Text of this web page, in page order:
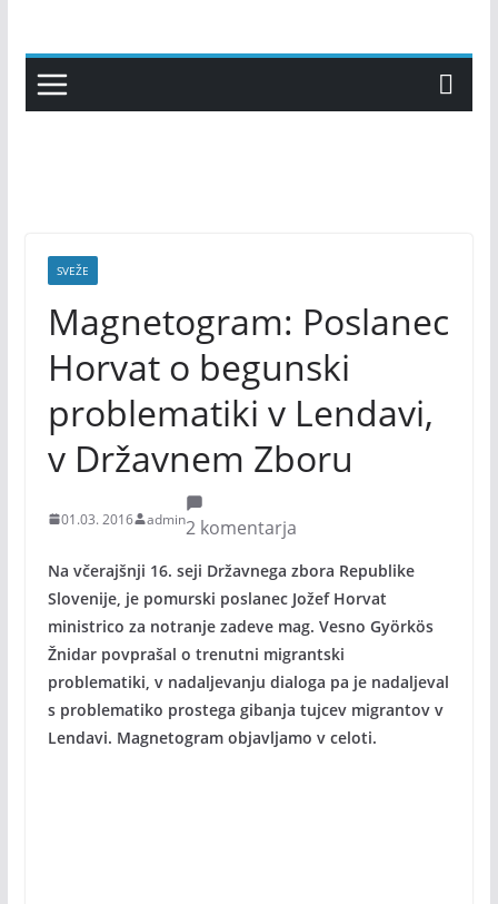
content
SVEŽE
Magnetogram: Poslanec
Horvat o begunski
problematiki v Lendavi,
v Državnem Zboru
01.03. 2016 admin2 komentarja
Na včerajšnji 16. seji Državnega zbora Republike
Slovenije, je pomurski poslanec Jožef Horvat
ministrico za notranje zadeve mag. Vesno Györkös
Žnidar povprašal o trenutni migrantski
problematiki, v nadaljevanju dialoga pa je nadaljeval
s problematiko prostega gibanja tujcev migrantov v
Lendavi. Magnetogram objavljamo v celoti.